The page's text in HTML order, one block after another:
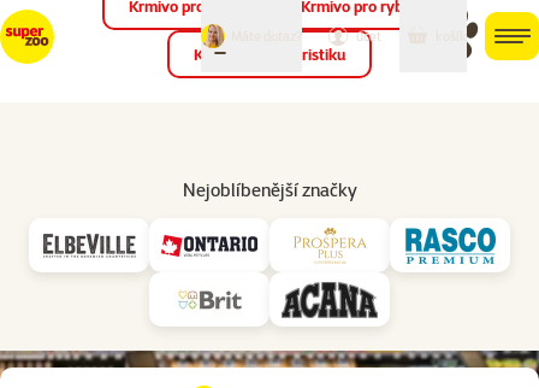
můj
účet
Krmivo pro ptáky Krmivo pro ryby
Krmivo pro teraristiku
Nejoblíbenější značky